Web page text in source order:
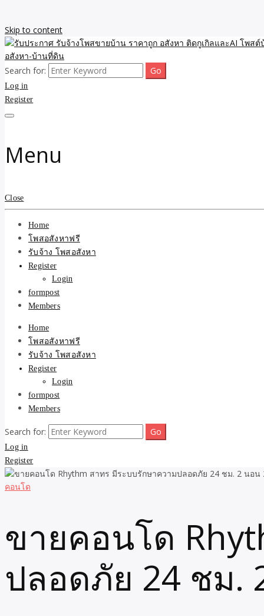
Skip to content
รับประกาศ รับจ้างโพสขา
รับจ้าง โพสอสังหา.com บ
รับจ้างโพสขายบ้าน ราคาถูก ประกาศ ขายอสังหา โฆษณา ไม่มีค่านาย
Search for:
Log in
Register
Menu
Close
Home
โพสอสังหาฟรี
รับจ้าง โพสอสังหา
Register
Login
formpost
Members
Home
โพสอสังหาฟรี
รับจ้าง โพสอสังหา
Register
Login
formpost
Members
Search for:
Log in
Register
คอนโด
ขายคอนโด
ปลอดภัย 24 ชม.